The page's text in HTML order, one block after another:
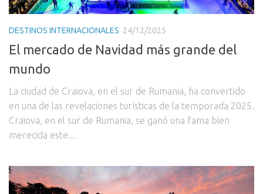
DESTINOS INTERNACIONALES 24/12/2025
El mercado de Navidad más grande del
mundo
La ciudad de Craiova, en el sur de Rumania, ha convertido
en una de las revelaciones turísticas de la temporada 2025.
Craiova, en el sur de Rumania, se ganó una fama bien
merecida este...